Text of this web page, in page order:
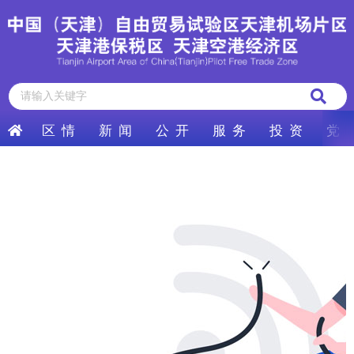
区 情 新 闻 公 开 服 务 投 资 党